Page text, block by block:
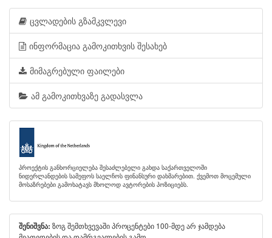
ცვლადების გზამკვლევი
ინფორმაცია გამოკითხვის შესახებ
მიმაგრებული ფაილები
ამ გამოკითხვაზე გადასვლა
პროექტის განხორციელება შესაძლებელი გახდა საქართველოში
ნიდერლანდების სამეფოს საელჩოს ფინანსური დახმარებით. ქვემოთ მოცემული
მოსაზრებები გამოხატავს მხოლოდ ავტორების პოზიციებს.
შენიშვნა: ზოგ შემთხვევაში პროცენტები 100-მდე არ ჯამდება